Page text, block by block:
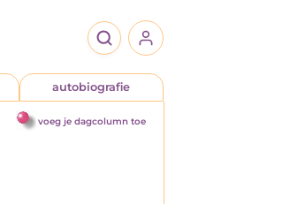
autobiografie
voeg je dagcolumn toe